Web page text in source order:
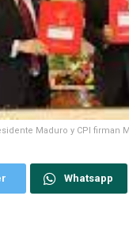
Maduro y CPI firman
Whatsapp